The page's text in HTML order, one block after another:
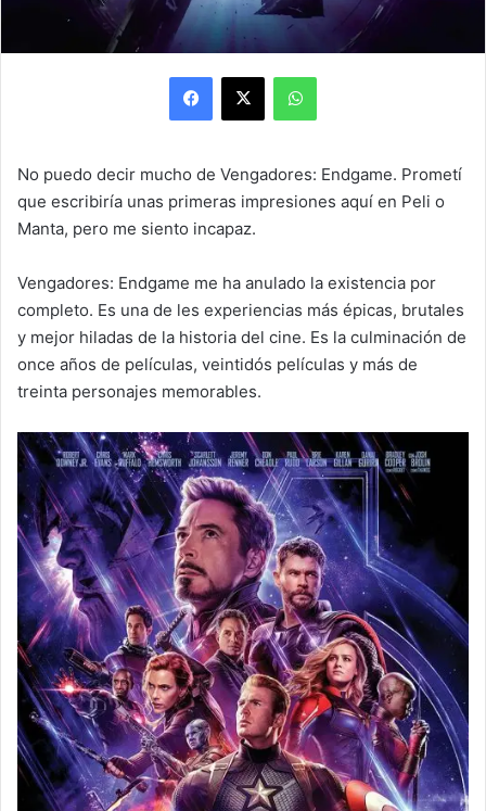
Facebook
X WhatsApp
No puedo decir mucho de Vengadores: Endgame. Prometí
que escribiría unas primeras impresiones aquí en Peli o
Manta, pero me siento incapaz.
Vengadores: Endgame me ha anulado la existencia por
completo. Es una de les experiencias más épicas, brutales
y mejor hiladas de la historia del cine. Es la culminación de
once años de películas, veintidós películas y más de
treinta personajes memorables.